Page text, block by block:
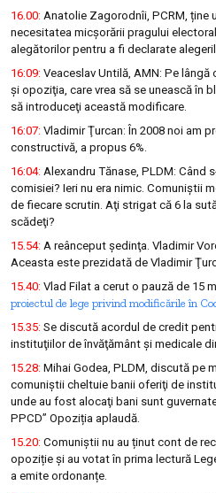
16.00: Anatolie Zagorodnîi, PCRM, ține
necesitatea micșorării pragului
alegătorilor pentru a fi declarate
16:09: Veaceslav Untilă, AMN: Pe
şi opoziţia, care vrea să se unească în
să introduceţi această modificare.
16:07: Vladimir Ţurcan: În 2008 noi am
constructivă, a propus 6%.
16:04: Alexandru Tănase, PLDM: Când
comisiei? Ieri nu era nimic. Comuniştii
de fiecare scrutin. Aţi strigat că 6 la
scădeţi?
15.54: A reânceput şedinţa. Vladimir
Aceasta este prezidată de Vladimir
15.40: Vlad Filat a cerut o pauză de 15
proiectul de lege privind modificările în
15.35: Se discută acordul de credit
instituţiilor de învăţământ şi medicale
15.28: Mihai Godea, PLDM, discută pe
comuniştii cheltuie banii oferiţi de
unde au fost alocaţi bani sunt
PPCD” Opoziția aplaudă.
15.20: Comuniștii nu au ținut cont de
opoziție și au votat în prima lectură
a emite ordonanțe.